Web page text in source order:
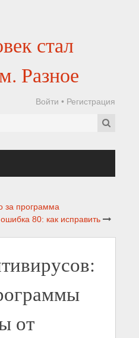
стал
Разное
Войти • Регистрация
за программа
80: как исправить
от